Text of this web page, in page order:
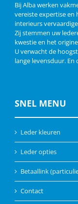
Bij Alba werken
vereiste expertise en
interieurs
Zij stemmen uw
kwestie en het
U verwacht de
lange levensduur. En
SNEL MENU
Leder kleuren
Leder opties
Betaallink
Contact